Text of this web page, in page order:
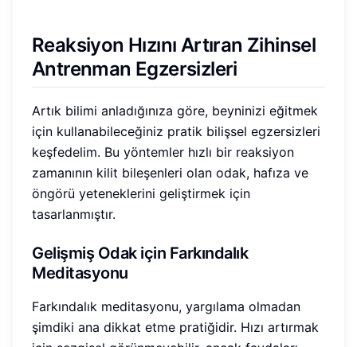
Reaksiyon Hızını Artıran Zihinsel
Antrenman Egzersizleri
Artık bilimi anladığınıza göre, beyninizi eğitmek
için kullanabileceğiniz pratik bilişsel egzersizleri
keşfedelim. Bu yöntemler hızlı bir reaksiyon
zamanının kilit bileşenleri olan odak, hafıza ve
öngörü yeteneklerini geliştirmek için
tasarlanmıştır.
Gelişmiş Odak için Farkındalık
Meditasyonu
Farkındalık meditasyonu, yargılama olmadan
şimdiki ana dikkat etme pratiğidir. Hızı artırmak